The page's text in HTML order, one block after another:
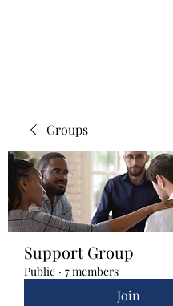
Groups
Support Group
Public · 7 members
Join